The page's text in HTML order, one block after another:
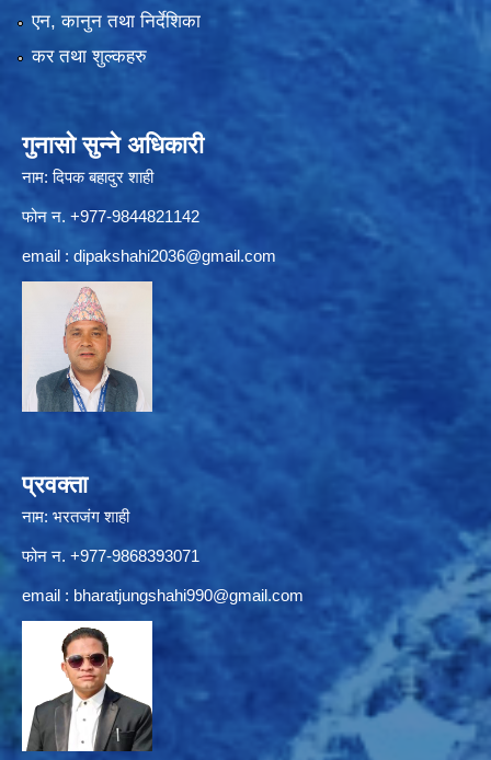
एन, कानुन तथा निर्देशिका
कर तथा शुल्कहरु
गुनासो सुन्ने अधिकारी
नाम: दिपक बहादुर शाही
फोन न. +977-9844821142
email : dipakshahi2036@gmail.com
प्रवक्ता
नाम: भरतजंग शाही
फोन न. +977-9868393071
email : bharatjungshahi990@gmail.com